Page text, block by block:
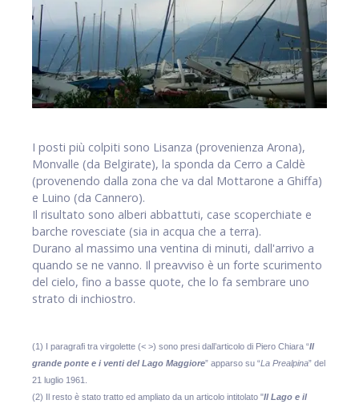
I posti più colpiti sono Lisanza (provenienza Arona),
Monvalle (da Belgirate), la sponda da Cerro a Caldè
(provenendo dalla zona che va dal Mottarone a Ghiffa)
e Luino (da Cannero).
Il risultato sono alberi abbattuti, case scoperchiate e
barche rovesciate (sia in acqua che a terra).
Durano al massimo una ventina di minuti, dall'arrivo a
quando se ne vanno. Il preavviso è un forte scurimento
del cielo, fino a basse quote, che lo fa sembrare uno
strato di inchiostro.
(1) I paragrafi tra virgolette (< >) sono presi dall’articolo di Piero Chiara “Il
grande ponte e i venti del Lago Maggiore” apparso su “La Prealpina” del
21 luglio 1961.
(2) Il resto è stato tratto ed ampliato da un articolo intitolato "Il Lago e il